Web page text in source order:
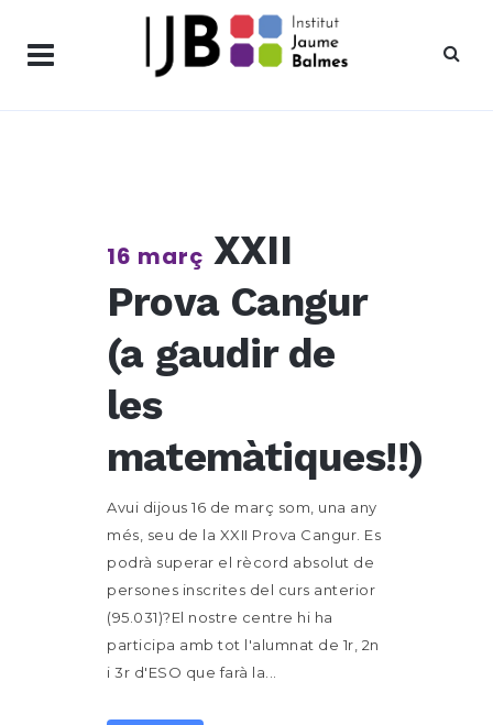
16 març XXII
Prova Cangur
(a gaudir de
les
matemàtiques!!)
Avui dijous 16 de març som, una any
més, seu de la XXII Prova Cangur. Es
podrà superar el rècord absolut de
persones inscrites del curs anterior
(95.031)?El nostre centre hi ha
participa amb tot l'alumnat de 1r, 2n
i 3r d'ESO que farà la...